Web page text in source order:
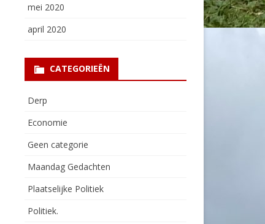
mei 2020
april 2020
CATEGORIEËN
Derp
Economie
Geen categorie
Maandag Gedachten
Plaatselijke Politiek
Politiek.